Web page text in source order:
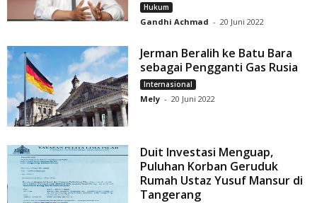
Hukum
Gandhi Achmad - 20 Juni 2022
Jerman Beralih ke Batu Bara
sebagai Pengganti Gas Rusia
Internasional
Mely - 20 Juni 2022
Duit Investasi Menguap,
Puluhan Korban Geruduk
Rumah Ustaz Yusuf Mansur di
Tangerang